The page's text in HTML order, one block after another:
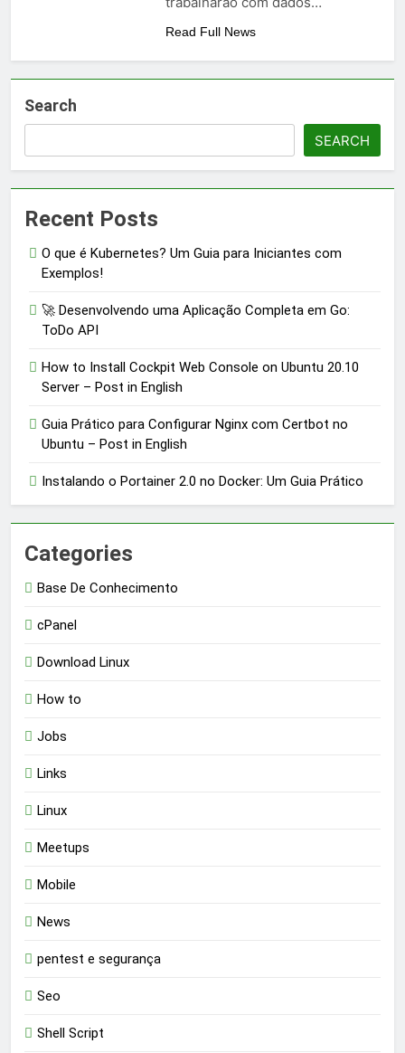
Read Full News
Search
SEARCH
Recent Posts
O que é Kubernetes? Um Guia para Iniciantes com
Exemplos!
🚀 Desenvolvendo uma Aplicação Completa em Go:
ToDo API
How to Install Cockpit Web Console on Ubuntu 20.10
Server – Post in English
Guia Prático para Configurar Nginx com Certbot no
Ubuntu – Post in English
Instalando o Portainer 2.0 no Docker: Um Guia Prático
Categories
Base De Conhecimento
cPanel
Download Linux
How to
Jobs
Links
Linux
Meetups
Mobile
News
pentest e segurança
Seo
Shell Script